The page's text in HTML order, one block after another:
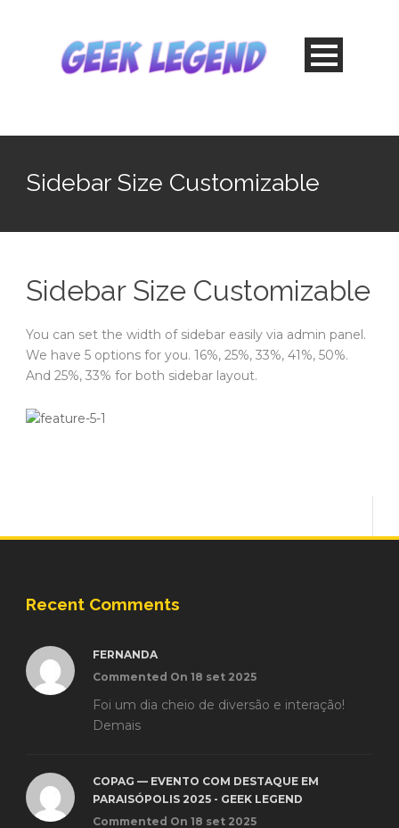
Sidebar Size Customizable
Sidebar Size Customizable
You can set the width of sidebar easily via admin panel.
We have 5 options for you. 16%, 25%, 33%, 41%, 50%.
And 25%, 33% for both sidebar layout.
Recent Comments
FERNANDA
Commented On 18 set 2025
Foi um dia cheio de diversão e interação!
Demais
COPAG — EVENTO COM DESTAQUE EM
PARAISÓPOLIS 2025 - GEEK LEGEND
Commented On 18 set 2025